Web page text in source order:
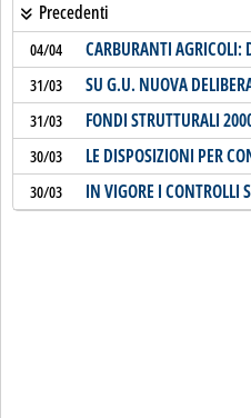
Precedenti
04/04 CARBURANTI AGRICOLI:
31/03 SU G.U. NUOVA
31/03 FONDI STRUTTURALI
30/03 LE DISPOSIZIONI PER
30/03 IN VIGORE I CONTROLLI